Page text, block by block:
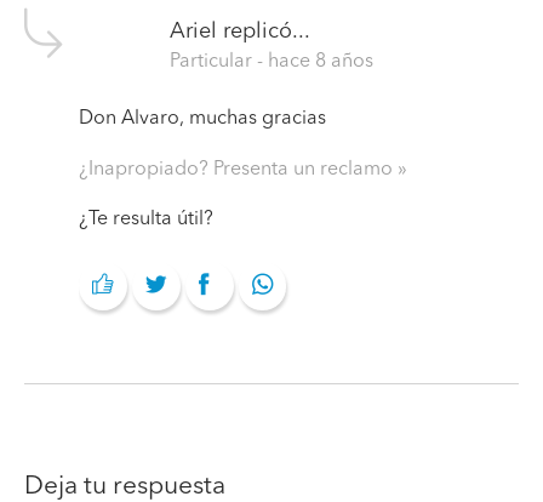
Ariel replicó...
Particular - hace 8 años
Don Alvaro, muchas gracias
¿Inapropiado? Presenta un reclamo
¿Te resulta útil?
Deja tu respuesta